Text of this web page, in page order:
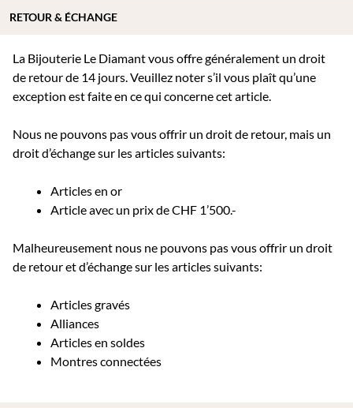
La Bijouterie Le Diamant vous offre généralement un droit
de retour de 14 jours. Veuillez noter s’il vous plaît qu’une
exception est faite en ce qui concerne cet article.
Nous ne pouvons pas vous offrir un droit de retour, mais un
droit d’échange sur les articles suivants:
Articles en or
Article avec un prix de CHF 1’500.-
Malheureusement nous ne pouvons pas vous offrir un droit
de retour et d’échange sur les articles suivants:
Articles gravés
Alliances
Articles en soldes
Montres connectées
RETOUR & ÉCHANGE